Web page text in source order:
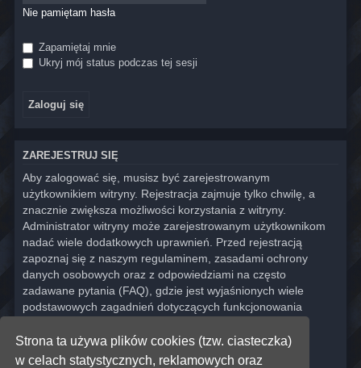
Strona ta używa plików cookies (tzw. ciasteczka)
w celach statystycznych, reklamowych oraz
Nie pamiętam hasła
Zapamiętaj mnie
Ukryj mój status podczas tej sesji
ZAREJESTRUJ SIĘ
Aby zalogować się, musisz być zarejestrowanym
użytkownikiem witryny. Rejestracja zajmuje tylko chwilę, a
znacznie zwiększa możliwości korzystania z witryny.
Administrator witryny może zarejestrowanym użytkownikom
nadać wiele dodatkowych uprawnień. Przed rejestracją
zapoznaj się z naszym regulaminem, zasadami ochrony
danych osobowych oraz z odpowiedziami na często
zadawane pytania (FAQ), gdzie jest wyjaśnionych wiele
podstawowych zagadnień dotyczących funkcjonowania
| Zasady ochrony danych osobowych